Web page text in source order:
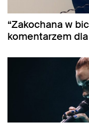
“Zakochana w
komentarzem dla